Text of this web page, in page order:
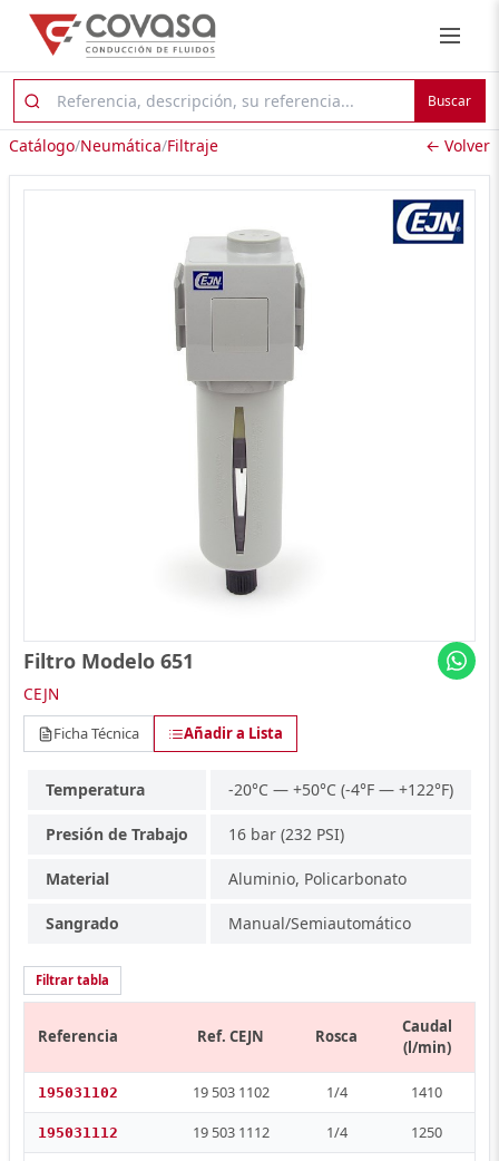
Buscar
Catálogo/Neumática/Filtraje ← Volver
Filtro Modelo 651
CEJN
Ficha Técnica Añadir a Lista
Temperatura -20°C — +50°C (-4°F — +122°F)
Presión de Trabajo 16 bar (232 PSI)
Material Aluminio, Policarbonato
Sangrado Manual/Semiautomático
Filtrar tabla
Referencia Ref. CEJN Rosca
Caudal
(l/min)
195031102 19 503 1102 1/4 1410
195031112 19 503 1112 1/4 1250